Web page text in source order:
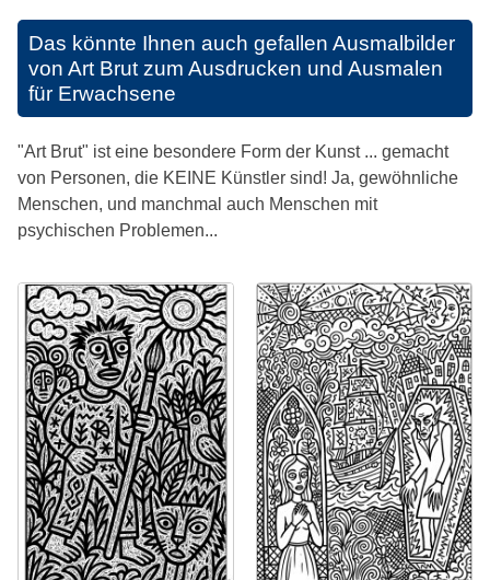
Das könnte Ihnen auch gefallen Ausmalbilder
von Art Brut zum Ausdrucken und Ausmalen
für Erwachsene
"Art Brut" ist eine besondere Form der Kunst ... gemacht
von Personen, die KEINE Künstler sind! Ja, gewöhnliche
Menschen, und manchmal auch Menschen mit
psychischen Problemen...